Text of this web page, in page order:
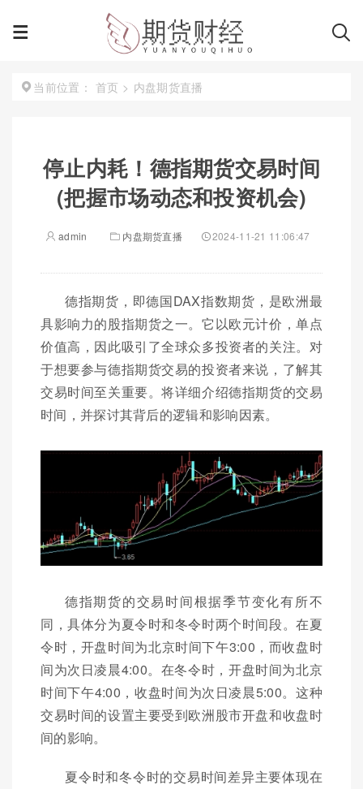
当前位置： 首页 > 内盘期货直播
停止内耗！德指期货交易时间
(把握市场动态和投资机会)
admin 内盘期货直播 2024-11-21 11:06:47
德指期货，即德国DAX指数期货，是欧洲最
具影响力的股指期货之一。它以欧元计价，单点
价值高，因此吸引了全球众多投资者的关注。对
于想要参与德指期货交易的投资者来说，了解其
交易时间至关重要。将详细介绍德指期货的交易
时间，并探讨其背后的逻辑和影响因素。
德指期货的交易时间根据季节变化有所不
同，具体分为夏令时和冬令时两个时间段。在夏
令时，开盘时间为北京时间下午3:00，而收盘时
间为次日凌晨4:00。在冬令时，开盘时间为北京
时间下午4:00，收盘时间为次日凌晨5:00。这种
交易时间的设置主要受到欧洲股市开盘和收盘时
间的影响。
夏令时和冬令时的交易时间差异主要体现在